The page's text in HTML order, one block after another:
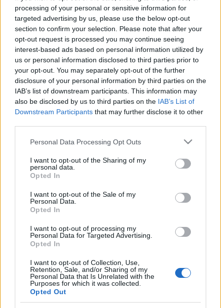
processing of your personal or sensitive information for
targeted advertising by us, please use the below opt-out
section to confirm your selection. Please note that after your
opt-out request is processed you may continue seeing
interest-based ads based on personal information utilized by
us or personal information disclosed to third parties prior to
your opt-out. You may separately opt-out of the further
disclosure of your personal information by third parties on the
IAB’s list of downstream participants. This information may
also be disclosed by us to third parties on the IAB’s List of
Downstream Participants that may further disclose it to other
Please note that this website/app uses one or more Google
not limited to your visit or usage behaviour. You may click to
grant or deny consent to Google and its third-party tags to
use your data for below specified purposes in below Google
consent section.
Personal Data Processing Opt Outs
I want to opt-out of the Sharing of my
personal data.
Opted In
I want to opt-out of the Sale of my
Personal Data.
Opted In
I want to opt-out of processing my
Personal Data for Targeted Advertising.
Opted In
I want to opt-out of Collection, Use,
Retention, Sale, and/or Sharing of my
Personal Data that Is Unrelated with the
Purposes for which it was collected.
Opted Out
inspirálódtunk. A megvalósításGalgóczi Németh
Kristófot (aki a klip operatőre is volt) dicséri. Emellett
sokat köszönhetünk a táncoslányoknak, akiknek
baromi nehéz dolguk volt. A számot a felvételhez
kétszeres tempóra gyorsítottuk fel, így erre a verzióra
kellett egy koreográfiát létrehozniuk, úgy, hogy aztán
az eredeti sebességre való visszalassításkor is esztétikus
maradjon az egész. Nekik külön köszönjük a
munkájukat! A forgatásnak több feszült pillanata volt,
de leginkább a tűzkörös zárójelenet volt az, ahol
nagyon pontosnak kellett lenni. Féltünk, hogy elfogy a
gyújtóanyag, hogy végig ég-e, és hogy fellángol a lányok
dologból és senki nem égett se be, se le, se fel. Ennek
köszönhetően most meg is tudjuk mutatni a
végeredményt.”
ne is szaporítsuk tovább a szót, lássuk a
Sorry
klipjét: